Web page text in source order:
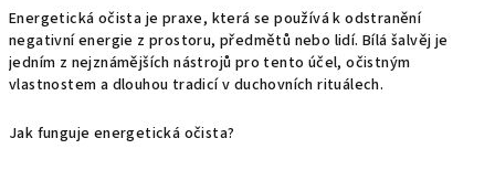
Energetická očista je praxe, která se používá k odstranění
negativní energie z prostoru, předmětů nebo lidí. Bílá šalvěj je
jedním z nejznámějších nástrojů pro tento účel, očistným
vlastnostem a dlouhou tradicí v duchovních rituálech.
Jak funguje energetická očista?